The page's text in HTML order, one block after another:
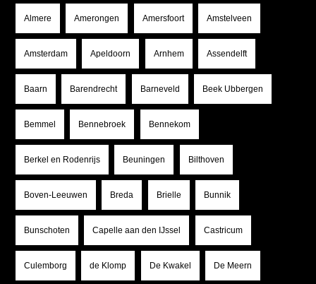
Almere Amerongen Amersfoort Amstelveen
Amsterdam Apeldoorn Arnhem Assendelft
Baarn Barendrecht Barneveld Beek Ubbergen
Bemmel Bennebroek Bennekom
Berkel en Rodenrijs Beuningen Bilthoven
Boven-Leeuwen Breda Brielle Bunnik
Bunschoten Capelle aan den IJssel Castricum
Culemborg de Klomp De Kwakel De Meern